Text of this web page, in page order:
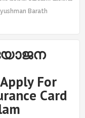
Barath
For
Card